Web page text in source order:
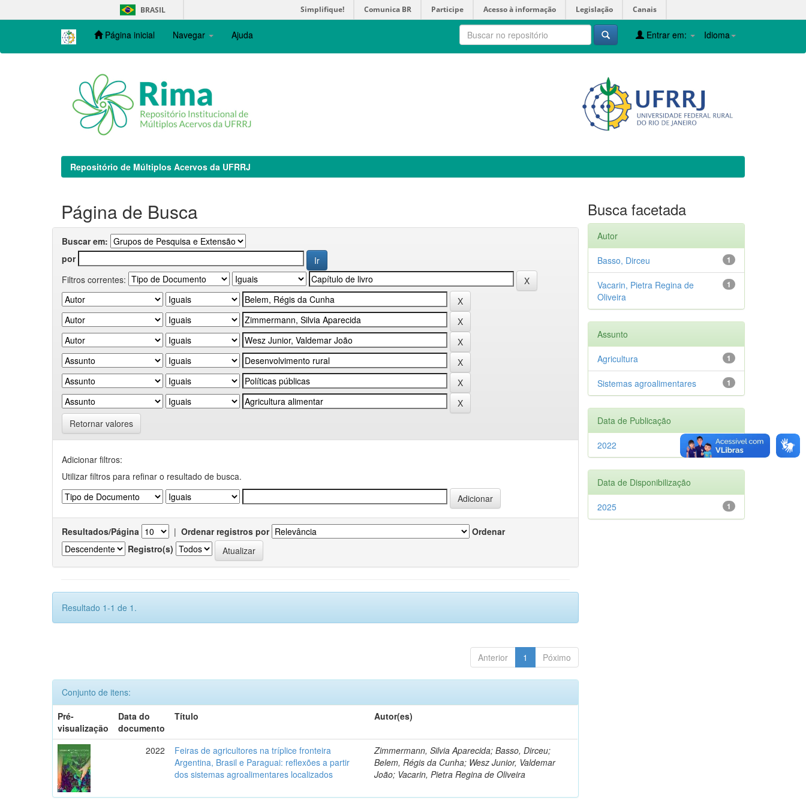
navigation
BRASIL Simplifique! Comunica BR Participe Acesso à informação Legislação Canais
Página inicial Navegar Ajuda Idioma
Entrar em:
Repositório de Múltiplos Acervos da UFRRJ
Página de Busca
Buscar em:
por
Filtros correntes:
Retornar valores
Adicionar filtros:
Utilizar filtros para refinar o resultado de busca.
Resultados/Página | Ordenar registros por
Ordenar
Registro(s)
Resultado 1-1 de 1.
Anterior 1 Póximo
Conjunto de itens:
Pré-
visualização
Data do
documento
Título Autor(es)
2022
Feiras de agricultores na tríplice fronteira
Argentina, Brasil e Paraguai: reflexões a partir
dos sistemas agroalimentares localizados
Zimmermann, Silvia Aparecida; Basso, Dirceu;
Belem, Régis da Cunha; Wesz Junior, Valdemar
João; Vacarin, Pietra Regina de Oliveira
Busca facetada
Autor
1
Basso, Dirceu
1
Vacarin, Pietra Regina de
Oliveira
Assunto
1
Agricultura
1
Sistemas agroalimentares
Data de Publicação
1
2022
Data de Disponibilização
1
2025